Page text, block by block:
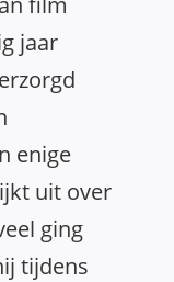
jaar
enige
uit over
ging
tijdens